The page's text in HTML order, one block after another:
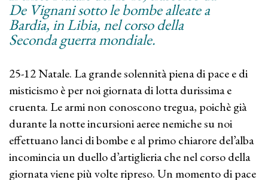
De Vignani sotto le bombe alleate a
Bardia, in Libia, nel corso della
Seconda guerra mondiale.
25-12 Natale. La grande solennità piena di pace e di
misticismo è per noi giornata di lotta durissima e
cruenta. Le armi non conoscono tregua, poichè già
durante la notte incursioni aeree nemiche su noi
effettuano lanci di bombe e al primo chiarore del’alba
incomincia un duello d’artiglieria che nel corso della
giornata viene più volte ripreso. Un momento di pace